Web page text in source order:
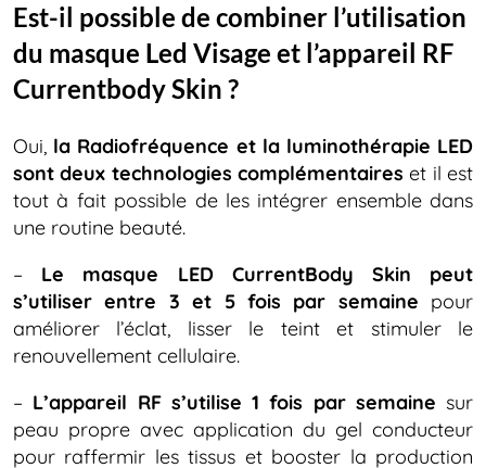
Est-il possible de combiner l’utilisation
du masque Led Visage et l’appareil RF
Currentbody Skin ?
Oui, la Radiofréquence et la luminothérapie LED
sont deux technologies complémentaires et il est
tout à fait possible de les intégrer ensemble dans
une routine beauté.
– Le masque LED CurrentBody Skin peut
s’utiliser entre 3 et 5 fois par semaine pour
améliorer l’éclat, lisser le teint et stimuler le
renouvellement cellulaire.
– L’appareil RF s’utilise 1 fois par semaine sur
peau propre avec application du gel conducteur
pour raffermir les tissus et booster la production